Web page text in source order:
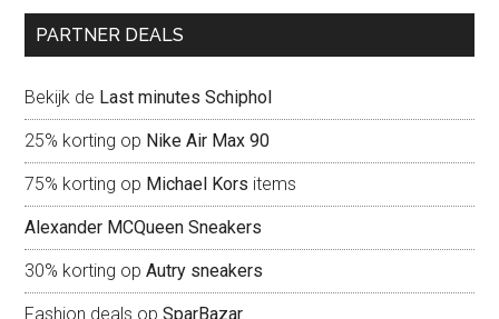
PARTNER DEALS
Bekijk de Last minutes Schiphol
25% korting op Nike Air Max 90
75% korting op Michael Kors items
Alexander MCQueen Sneakers
30% korting opAutry sneakers
Fashion deals opSparBazar